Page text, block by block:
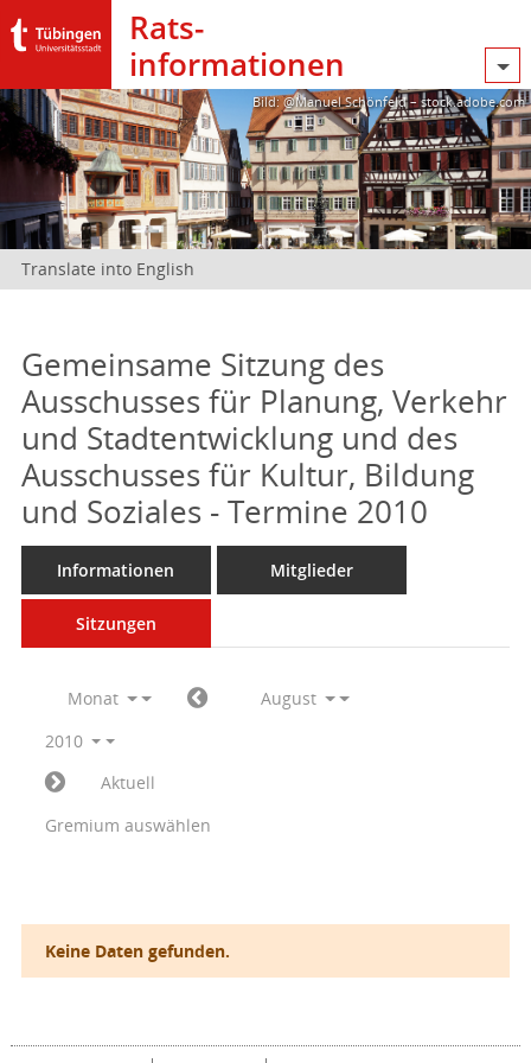
Rats­
informationen
Bild: @Manuel Schönfeld – stock.adobe.com
Translate into English
Gemeinsame Sitzung des
Ausschusses für Planung, Verkehr
und Stadtentwicklung und des
Ausschusses für Kultur, Bildung
und Soziales - Termine 2010
Informationen Mitglieder
Sitzungen
Monat
August
2010
Aktuell
Gremium auswählen
Keine Daten gefunden.